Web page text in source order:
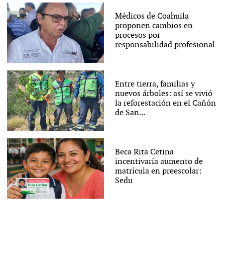
Médicos de Coahuila
proponen cambios en
procesos por
responsabilidad profesional
Entre tierra, familias y
nuevos árboles: así se vivió
la reforestación en el Cañón
de San...
Beca Rita Cetina
incentivaría aumento de
matrícula en preescolar:
Sedu